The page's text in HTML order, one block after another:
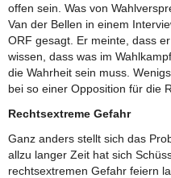
offen sein. Was von
Van der Bellen in einem
ORF gesagt. Er meinte, dass
wissen, dass was im
die Wahrheit sein muss.
bei so einer Opposition für die
Rechtsextreme Gefahr
Ganz anders stellt sich das
allzu langer Zeit hat sich
rechtsextremen Gefahr feiern